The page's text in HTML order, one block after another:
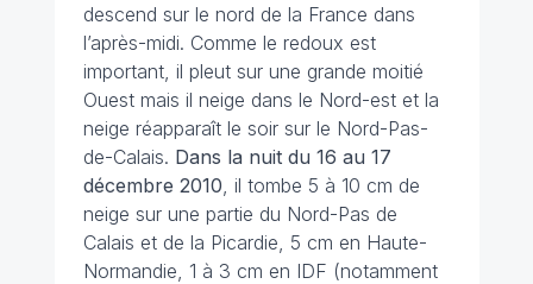
descend sur le nord de la France dans
l’après-midi. Comme le redoux est
important, il pleut sur une grande moitié
Ouest mais il neige dans le Nord-est et la
neige réapparaît le soir sur le Nord-Pas-
de-Calais. Dans la nuit du 16 au 17
décembre 2010, il tombe 5 à 10 cm de
neige sur une partie du Nord-Pas de
Calais et de la Picardie, 5 cm en Haute-
Normandie, 1 à 3 cm en IDF (notamment